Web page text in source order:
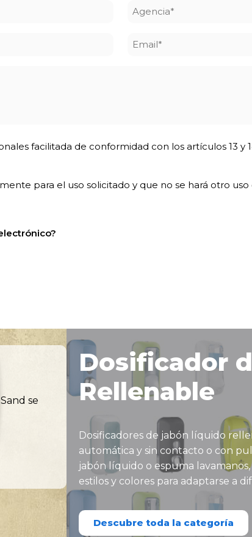
Agencia
Email
facilitada de conformidad con los artículos 13 y
para el uso solicitado y que no se hará otro
se
Dosificador
Rellenable
Dosificadores de jabón líquido
automática y sin contacto o con
jabón líquido o espuma
estilos y colores para adaptarse a
Descubre toda la categoría